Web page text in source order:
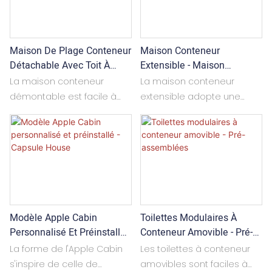
agencement peuvent être
personnalisés en fonction
des besoins spécifiques
de chaque projet. Dotées
de sanitaires et de
balcons, elles conviennent
parfaitement à la vie
familiale et aux réunions
habitable de la maison et
de créer un espace de vie
plus vaste.
Maison De Plage Conteneur
Détachable Avec Toit À
Pignon - Cabine D'hôtel De
Plage
La maison conteneur
démontable est facile à
installer et ses dimensions
sont personnalisables. Elle
peut être utilisée comme
empilée sur trois niveaux.
La conception et
l'agencement sont
adaptés aux exigences du
projet. Elle est largement
Maison Conteneur
Extensible - Maison
Personnalisée De 2
Chambres, Maison
La maison conteneur
extensible adopte une
structure à double aile ;
lorsque l'espace intérieur
doit être agrandi, les ailes
habitable de la maison et
de créer un espace de vie
plus vaste.
Modèle Apple Cabin
Personnalisé Et Préinstallé -
Capsule House
La forme de l'Apple Cabin
s'inspire de celle de
Toilettes Modulaires À
Conteneur Amovible - Pré-
Assemblées
Les toilettes à conteneur
amovibles sont faciles à